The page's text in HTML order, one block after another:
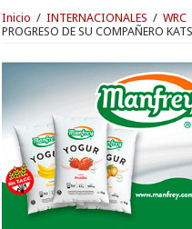
Inicio / INTERNACIONALES / WRC
PROGRESO DE SU COMPAÑERO